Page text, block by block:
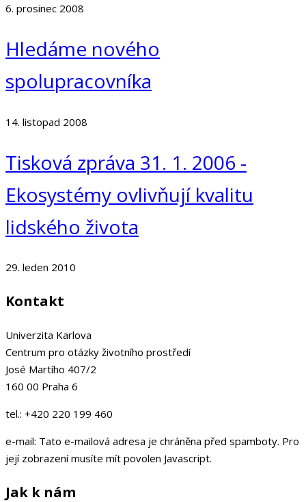
6. prosinec 2008
Hledáme nového
spolupracovníka
14. listopad 2008
Tisková zpráva 31. 1. 2006 -
Ekosystémy ovlivňují kvalitu
lidského života
29. leden 2010
Kontakt
Univerzita Karlova
Centrum pro otázky životního prostředí
José Martího 407/2
160 00 Praha 6
tel.: +420 220 199 460
e-mail: Tato e-mailová adresa je chráněna před spamboty. Pro
její zobrazení musíte mít povolen Javascript.
Jak k nám